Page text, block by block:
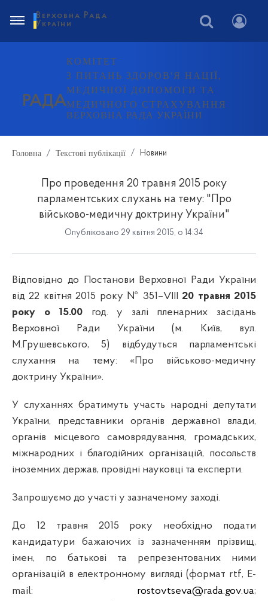
РАДА
КОМІТЕТ
З ПИТАНЬ ЗДОРОВ'Я НАЦІЇ,
МЕДИЧНОЇ ДОПОМОГИ ТА
МЕДИЧНОГО СТРАХУВАННЯ
ВЕРХОВНА РАДА УКРАЇНИ
Верховна Рада
України
Головна Текстові публікації Новини
Про проведення 20 травня 2015 року
парламентських слухань на тему: "Про
військово-медичну доктрину України"
Опубліковано 29 квітня 2015, о 14:34
Відповідно до Постанови Верховної Ради України
від 22 квітня 2015 року № 351–VIII 20 травня 2015
року о 15.00
год. у залі пленарних засідань
Верховної Ради України (м. Київ, вул.
М.Грушевського, 5) відбудуться парламентські
слухання на тему: «Про військово-медичну
доктрину України».
У слуханнях братимуть участь народні депутати
України, представники органів державної влади,
органів місцевого самоврядування, громадських,
міжнародних і благодійних організацій, посольств
іноземних держав, провідні науковці та експерти.
Запрошуємо до участі у зазначеному заході.
До 12 травня 2015 року
необхідно подати
кандидатури бажаючих із зазначенням прізвищ,
імен, по батькові та репрезентованих ними
організацій в електронному вигляді (формат rtf, E-
mail: rostovtseva@rada.gov.ua;